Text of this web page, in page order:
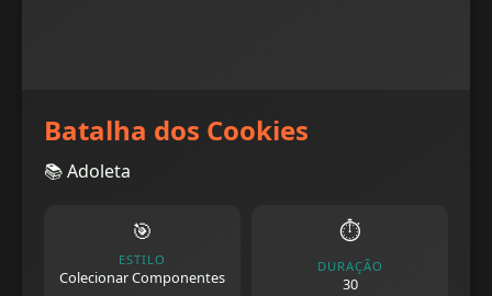
Batalha dos Cookies
📚 Adoleta
🎯
ESTILO
Colecionar Componentes
⏱️
DURAÇÃO
30